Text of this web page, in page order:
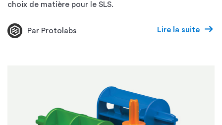
choix de matière pour le SLS.
Par Protolabs Lire la suite